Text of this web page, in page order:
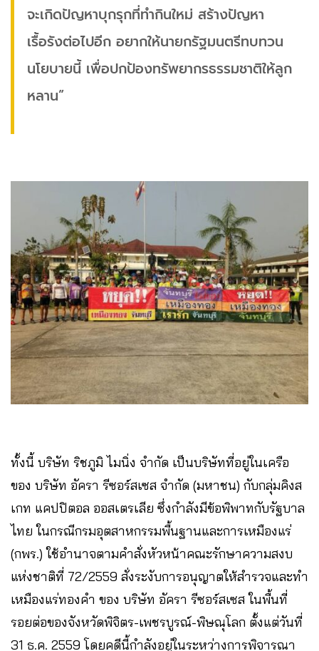
จะเกิดปัญหาบุกรุกที่ทำกินใหม่ สร้างปัญหา
เรื้อรังต่อไปอีก อยากให้นายกรัฐมนตรีทบทวน
นโยบายนี้ เพื่อปกป้องทรัพยากรธรรมชาติให้ลูก
หลาน”
ทั้งนี้ บริษัท ริชภูมิ ไมนิ่ง จำกัด เป็นบริษัทที่อยู่ในเครือ
ของ บริษัท อัครา รีซอร์สเซส จำกัด (มหาชน) กับกลุ่มคิงส
เกท แคปปิตอล ออสเตรเลีย ซึ่งกำลังมีข้อพิพาทกับรัฐบาล
ไทย ในกรณีกรมอุตสาหกรรมพื้นฐานและการเหมืองแร่
(กพร.) ใช้อำนาจตามคำสั่งหัวหน้าคณะรักษาความสงบ
แห่งชาติที่ 72/2559 สั่งระงับการอนุญาตให้สำรวจและทำ
เหมืองแร่ทองคำ ของ บริษัท อัครา รีซอร์สเซส ในพื้นที่
รอยต่อของจังหวัดพิจิตร-เพชรบูรณ์-พิษณุโลก ตั้งแต่วันที่
31 ธ.ค. 2559 โดยคดีนี้กำลังอยู่ในระหว่างการพิจารณา